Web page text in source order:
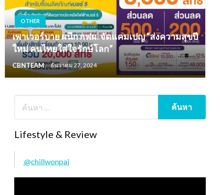
OTHER
เพาเวอร์บาย ผนึก กฟผ. จัดแคมเปญ “ส่งความสุขปี
ใหม่ คนไทยใส่ใจรักษ์โลก”
CBNTEAM ธันวาคม 27, 2024
Lifestyle & Review
@chillwonpai